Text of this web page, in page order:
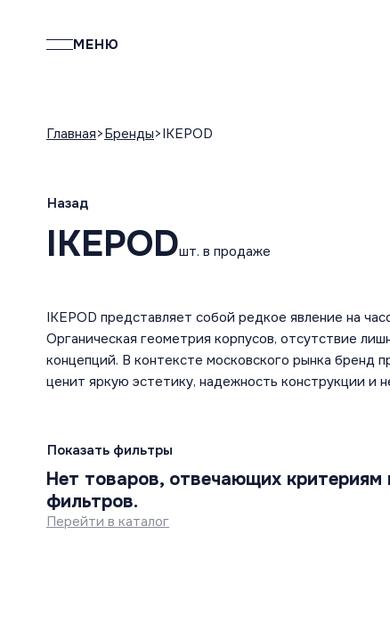
МЕНЮ
Главная Бренды IKEPOD
Назад
IKEPODшт. в продаже
IKEPOD представляет собой редкое явление на
Органическая геометрия корпусов, отсутствие
концепций. В контексте московского рынка бренд
ценит яркую эстетику, надежность конструкции и
Показать фильтры
Нет товаров, отвечающих критериям
фильтров.
Перейти в каталог